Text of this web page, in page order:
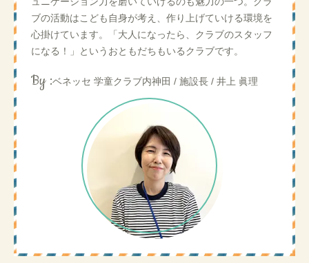
ブの活動はこども自身が考え、作り上げていける環境を
心掛けています。「大人になったら、クラブのスタッフ
になる！」というおともだちもいるクラブです。
By :ベネッセ 学童クラブ内神田 / 施設長 / 井上 眞理